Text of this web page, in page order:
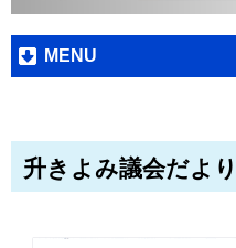
MENU
升きよみ議会だよ